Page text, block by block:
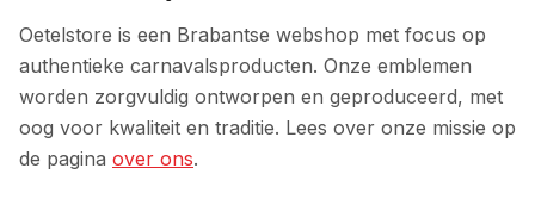
Oetelstore is een Brabantse webshop met focus op
authentieke carnavalsproducten. Onze emblemen
worden zorgvuldig ontworpen en geproduceerd, met
oog voor kwaliteit en traditie. Lees over onze missie op
de pagina over ons.